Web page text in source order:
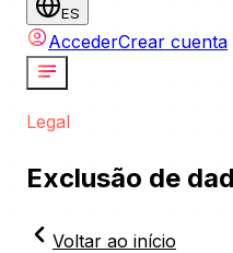
ES
AccederCrear cuenta
Legal
Exclusão de
Voltar ao início